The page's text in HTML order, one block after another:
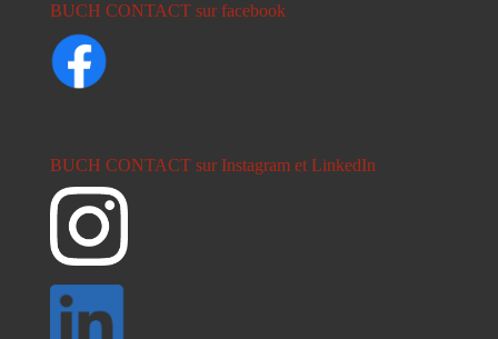
BUCH CONTACT sur facebook
BUCH CONTACT sur Instagram et LinkedIn